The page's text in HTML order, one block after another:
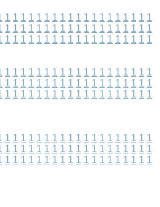
1 1 1 1 1 1 1 1 1 1 1 1 1 1 1 1 1 1 1
1 1 1 1 1 1 1 1 1 1 1 1 1 1 1 1 1 1 1
1 1 1 1 1 1 1 1 1 1 1 1 1 1 1 1 1 1 1
1 1 1 1 1 1 1 1 1 1 1 1 1 1 1 1 1 1 1
1 1 1 1 1 1 1 1 1 1 1 1 1 1 1 1 1 1 1
1 1 1 1 1 1 1 1 1 1 1 1 1 1 1 1 1 1 1
1 1 1 1 1 1 1 1 1 1 1 1 1 1 1 1 1 1 1
1 1 1 1 1 1 1 1 1 1 1 1 1 1 1 1 1 1 1
1 1 1 1 1 1 1 1 1 1 1 1 1 1 1 1 1 1 1